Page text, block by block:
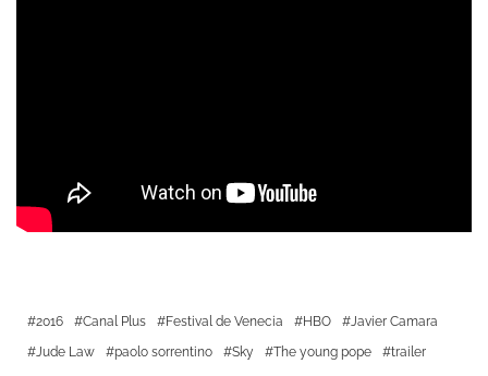
2016 Canal Plus Festival de Venecia HBO
Javier Camara
Jude Law
paolo sorrentino Sky The young pope trailer